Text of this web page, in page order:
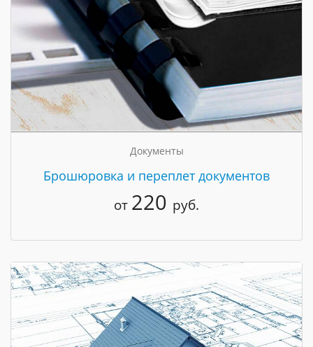
Документы
Брошюровка и переплет документов
от 220 руб.